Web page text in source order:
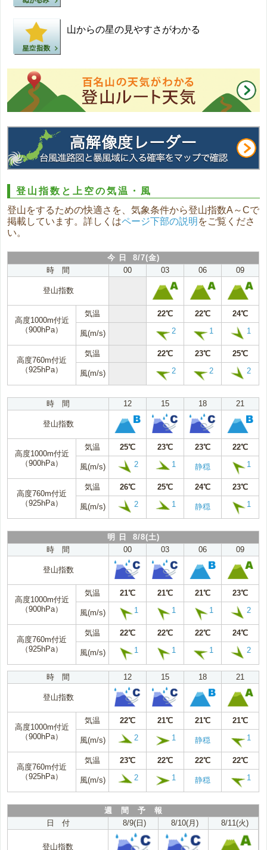
山からの星の見やすさがわかる
登山指数と上空の気温・風
登山をするための快適さを、気象条件から登山指数A～Cで
掲載しています。詳しくはページ下部の説明 をご覧くださ
い。
今 日 8/7(金)
時 間
00 03 06 09
登山指数
高度1000m付近
（900hPa）
気温 22℃ 22℃ 24℃
風(m/s) 2 1 1
高度760m付近
（925hPa）
気温 22℃ 23℃ 25℃
風(m/s) 2 2 2
時 間 12 15 18 21
登山指数
高度1000m付近
（900hPa）
気温 25℃ 23℃ 23℃ 22℃
風(m/s) 2 1 静穏 1
高度760m付近
（925hPa）
気温 26℃ 25℃ 24℃ 23℃
風(m/s) 2 1 静穏 1
明 日 8/8(土)
時 間
00 03 06 09
登山指数
高度1000m付近
（900hPa）
気温 21℃ 21℃ 21℃ 23℃
風(m/s) 1 1 1 2
高度760m付近
（925hPa）
気温 22℃ 22℃ 22℃ 24℃
風(m/s) 1 1 1 2
時 間 12 15 18 21
登山指数
高度1000m付近
（900hPa）
気温 22℃ 21℃ 21℃ 21℃
風(m/s) 2 1 静穏 1
高度760m付近
（925hPa）
気温 23℃ 22℃ 22℃ 22℃
風(m/s) 2 1 静穏 1
週 間 予 報
日 付
8/9(日) 8/10(月) 8/11(火)
登山指数